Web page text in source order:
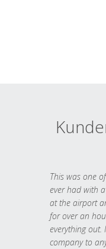
This was one
ever had with
at the airport
for over an
everything out.
company to